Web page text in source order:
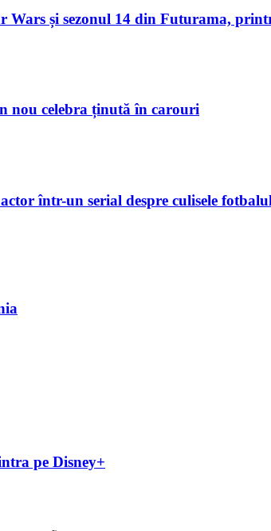
Wars și sezonul 14 din Futurama,
nou celebra ținută în carouri
într-un serial despre culisele
pe Disney+